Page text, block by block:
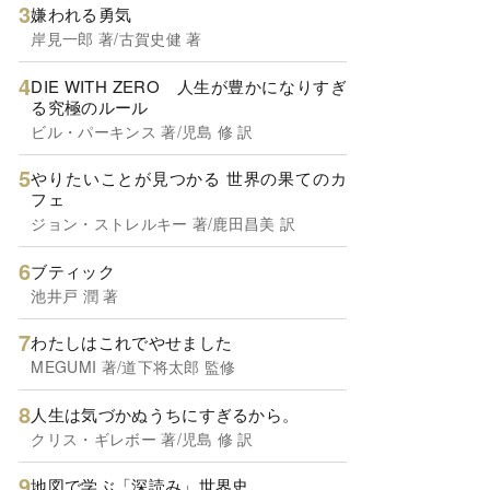
嫌われる勇気
岸見一郎 著/古賀史健 著
DIE WITH ZERO 人生が豊かになりすぎ
る究極のルール
ビル・パーキンス 著/児島 修 訳
やりたいことが見つかる 世界の果てのカ
フェ
ジョン・ストレルキー 著/鹿田昌美 訳
ブティック
池井戸 潤 著
わたしはこれでやせました
MEGUMI 著/道下将太郎 監修
人生は気づかぬうちにすぎるから。
クリス・ギレボー 著/児島 修 訳